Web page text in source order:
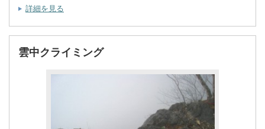
詳細を見る
雲中クライミング